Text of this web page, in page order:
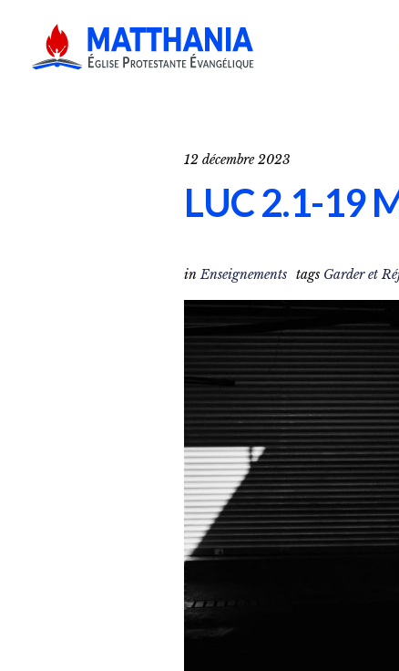
12 décembre 2023
LUC 2.1-19
inEnseignements tags Garder et